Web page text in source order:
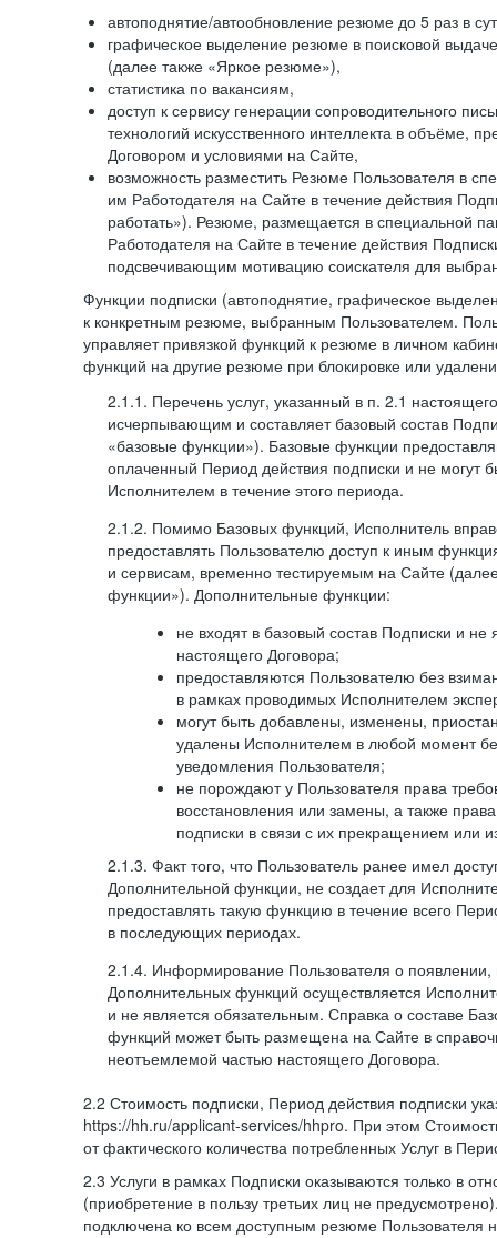
автоподнятие/автообновление резюме до 5 раз в
графическое выделение резюме в поисковой
(далее также «Яркое резюме»),
статистика по вакансиям,
доступ к сервису генерации сопроводительного
технологий искусственного интеллекта в объёме,
Договором и условиями на Сайте,
возможность разместить Резюме Пользователя в
им Работодателя на Сайте в течение действия
работать»). Резюме, размещается в специальной
Работодателя на Сайте в течение действия
подсвечивающим мотивацию соискателя для
Функции подписки (автоподнятие, графическое
к конкретным резюме, выбранным Пользователем.
управляет привязкой функций к резюме в личном
функций на другие резюме при блокировке или
2.1.1. Перечень услуг, указанный в п. 2.1
исчерпывающим и составляет базовый состав
«базовые функции»). Базовые функции
оплаченный Период действия подписки и не могут
Исполнителем в течение этого периода.
2.1.2. Помимо Базовых функций, Исполнитель
предоставлять Пользователю доступ к иным
и сервисам, временно тестируемым на Сайте
функции»). Дополнительные функции:
не входят в базовый состав Подписки и
настоящего Договора;
предоставляются Пользователю без
в рамках проводимых Исполнителем
могут быть добавлены, изменены,
удалены Исполнителем в любой момент
уведомления Пользователя;
не порождают у Пользователя права
восстановления или замены, а также
подписки в связи с их прекращением или
2.1.3. Факт того, что Пользователь ранее имел
Дополнительной функции, не создает для
предоставлять такую функцию в течение всего
в последующих периодах.
2.1.4. Информирование Пользователя о
Дополнительных функций осуществляется
и не является обязательным. Справка о составе
функций может быть размещена на Сайте в
неотъемлемой частью настоящего Договора.
2.2 Стоимость подписки, Период действия подписки
https://hh.ru/applicant-services/hhpro. При этом
от фактического количества потребленных Услуг в
2.3 Услуги в рамках Подписки оказываются только в
(приобретение в пользу третьих лиц не
подключена ко всем доступным резюме Пользователя